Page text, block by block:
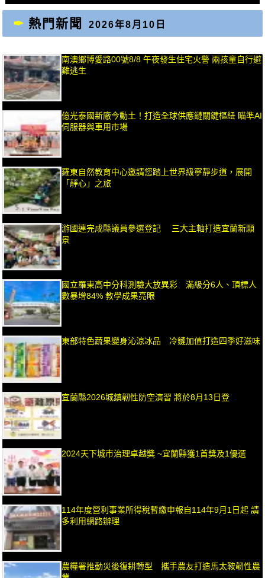
熱門新聞 2026年8月10日
南澳鄉博愛路00號8/8 午夜發生住宅火警 兩孩童自行避
難逃生
億光泰國新廠今動土！打造全球供應鏈關鍵樞紐 瞄準AI
伺服器與車用市場
羅東自然教育中心邀請您踏上世界級寧靜步道，展開
「靜心」之旅
游國連完成縣議員參選登記 三大主軸打造宜蘭新願
景
國立羅東高中分科測驗大放異彩 滿級分6人、頂標人
數暴增84% 教學成果亮眼
東部特色蔬果變身沁涼冰品 冷鏈加值打造四季好滋味
宜蘭縣2026城鎮韌性防空演習 將於8月13日登
2024天下城市治理卓越獎 ~宜蘭縣獲1首獎及1優選
114年度營利事業所得稅暫繳申報自114年9月1日起 請
多利用網路辦理
農糧署推動災後復耕轉型 攜手農友打造馬太鞍韌性農